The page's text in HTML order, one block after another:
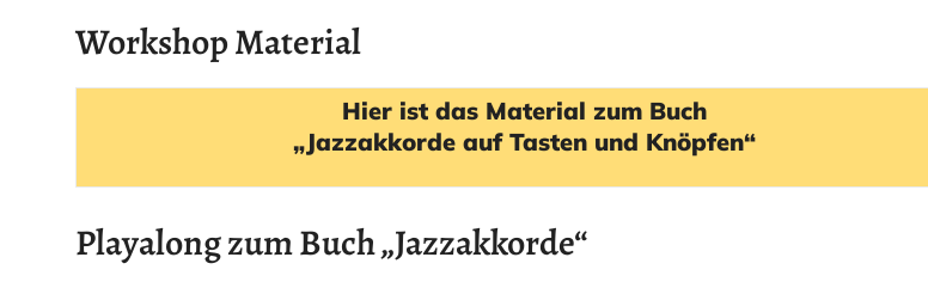
Haas
Workshop Material
Hier ist das Material zum Buch
„Jazzakkorde auf Tasten und Knöpfen“
Playalong zum Buch „Jazzakkorde“